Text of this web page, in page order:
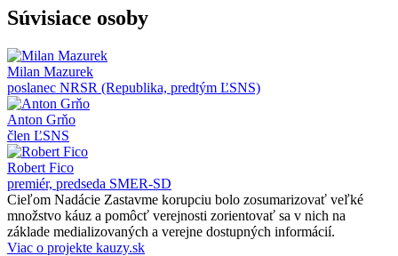
Súvisiace osoby
Milan Mazurek
poslanec NRSR (Republika, predtým ĽSNS)
Anton Grňo
člen ĽSNS
Robert Fico
premiér, predseda SMER-SD
Cieľom Nadácie Zastavme korupciu bolo zosumarizovať veľké
množstvo káuz a pomôcť verejnosti zorientovať sa v nich na
základe medializovaných a verejne dostupných informácií.
Viac o projekte kauzy.sk